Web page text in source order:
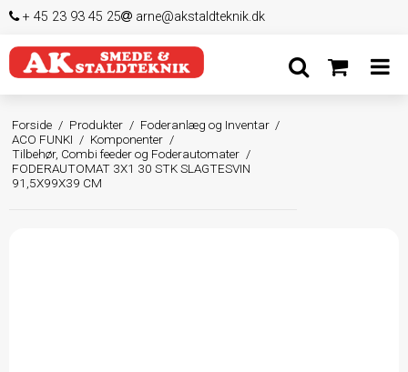
+ 45 23 93 45 25 arne@akstaldteknik.dk
Forside / Produkter / Foderanlæg og Inventar /
ACO FUNKI / Komponenter /
Tilbehør, Combi feeder og Foderautomater /
FODERAUTOMAT 3X1 30 STK SLAGTESVIN
91,5X99X39 CM